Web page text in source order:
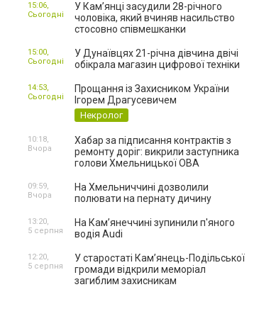
У Камʼянці засудили 28-річного
чоловіка, який вчиняв насильство
стосовно співмешканки
15:06,
Сьогодні
У Дунаївцях 21-річна дівчина двічі
обікрала магазин цифрової техніки
15:00,
Сьогодні
Прощання із Захисником України
Ігорем Драгусевичем
Некролог
14:53,
Сьогодні
Хабар за підписання контрактів з
ремонту доріг: викрили заступника
голови Хмельницької ОВА
10:18,
Вчора
На Хмельниччині дозволили
полювати на пернату дичину
09:59,
Вчора
На Камʼянеччині зупинили п'яного
водія Audi
13:20,
5 серпня
У старостаті Кам’янець-Подільської
громади відкрили меморіал
загиблим захисникам
12:20,
5 серпня